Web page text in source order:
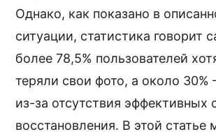
Однако, как показано в
ситуации, статистика говорит
более 78,5% пользователей
теряли свои фото, а около 30%
из-за отсутствия эффективных
восстановления. В этой